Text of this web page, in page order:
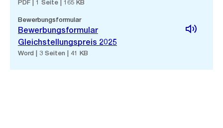
PDF | 1 Seite | 165 KB
Bewerbungsformular
Bewerbungsformular
Gleichstellungspreis 2025
Word | 3 Seiten | 41 KB